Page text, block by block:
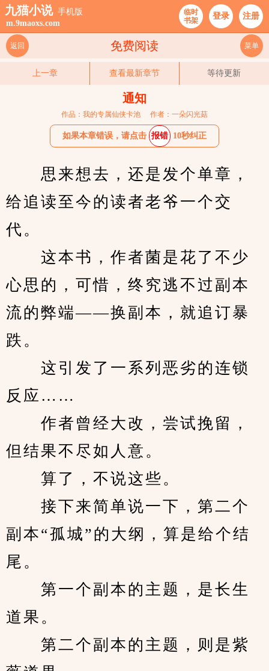
九猫小说 手机版
m.9maoxs.com
临时
书架
登录 注册
免费阅读
返回 菜单
上一章 查看最新章节 等待更新
通知
作品：我的专属仙侠卡池 作者：一朵闪光菇
如果本章错误，请点击 报错 10秒纠正
思来想去，还是发个单章，
给追读至今的读者老爷一个交
代。
这本书，作者菌是花了不少
心思的，可惜，终究逃不过副本
流的弊端——换副本，就追订暴
跌。
这引发了一系列恶劣的连锁
反应……
作者曾经大改，尝试挽留，
但结果不尽如人意。
算了，不说这些。
接下来简单说一下，第二个
副本“孤城”的大纲，算是给个结
尾。
第一个副本的主题，是长生
道果。
第二个副本的主题，则是紫